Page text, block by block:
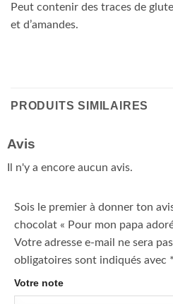
Peut contenir des traces de
et d’amandes.
PRODUITS SIMILAIRES
Avis
Il n'y a encore aucun avis.
Sois le premier à donner ton
chocolat « Pour mon papa adoré
Votre adresse e-mail ne sera
obligatoires sont indiqués avec *
Votre note